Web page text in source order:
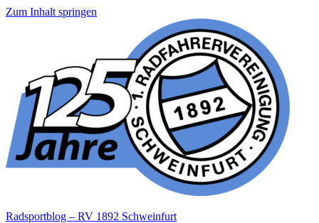
Zum Inhalt springen
Radsportblog – RV 1892 Schweinfurt